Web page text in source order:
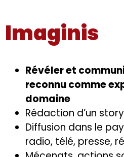
Imaginis
Révéler et
reconnu comme
domaine
Rédaction d’un
Diffusion dans le
radio, télé, presse,